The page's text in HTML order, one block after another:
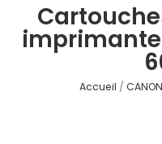
imprimante
Accueil CANON